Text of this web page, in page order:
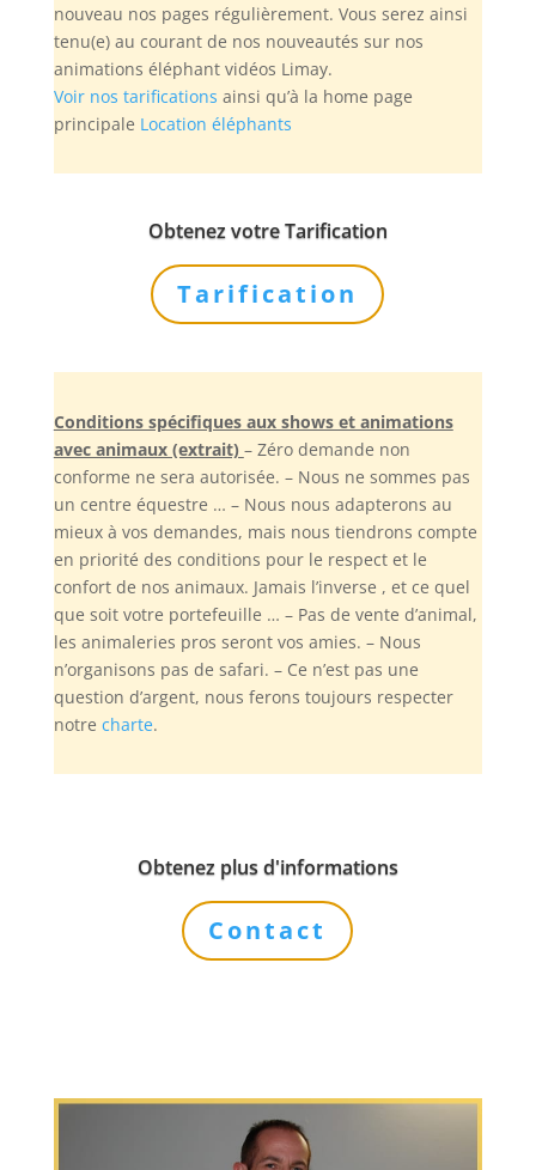
nouveau nos pages régulièrement. Vous serez ainsi
tenu(e) au courant de nos nouveautés sur nos
animations éléphant vidéos Limay.
Voir nos tarifications ainsi qu’à la home page
principale Location éléphants
Obtenez votre Tarification
Tarification
Conditions spécifiques aux shows et animations
avec animaux (extrait) – Zéro demande non
conforme ne sera autorisée. – Nous ne sommes pas
un centre équestre … – Nous nous adapterons au
mieux à vos demandes, mais nous tiendrons compte
en priorité des conditions pour le respect et le
confort de nos animaux. Jamais l’inverse , et ce quel
que soit votre portefeuille … – Pas de vente d’animal,
les animaleries pros seront vos amies. – Nous
n’organisons pas de safari. – Ce n’est pas une
question d’argent, nous ferons toujours respecter
notre charte.
Obtenez plus d'informations
Contact